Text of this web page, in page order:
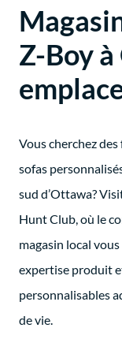
Z-Boy
Vous cherchez
sofas
sud d’Ottawa?
Hunt Club, où le
magasin local
expertise produit
personnalisables
de vie.